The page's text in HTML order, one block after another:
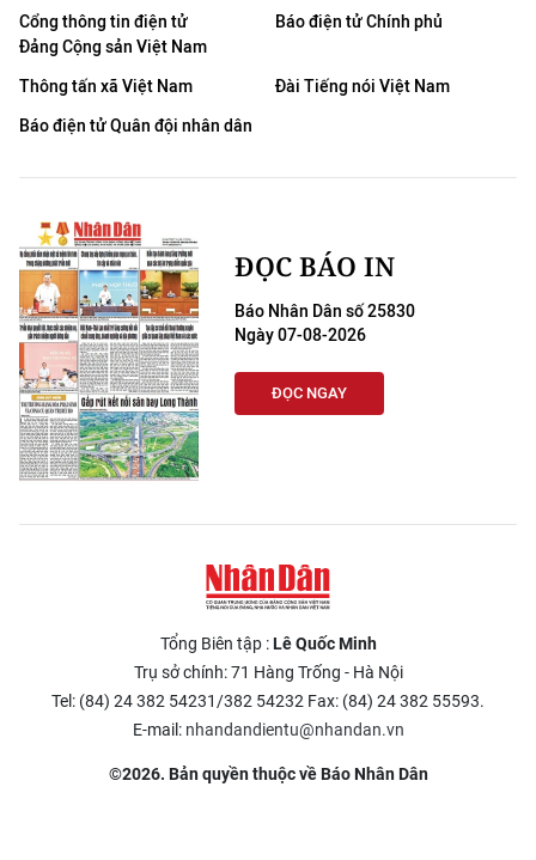
Cổng thông tin điện tử
Đảng Cộng sản Việt Nam
Báo điện tử Chính phủ
Thông tấn xã Việt Nam
Đài Tiếng nói Việt Nam
Báo điện tử Quân đội nhân dân
ĐỌC BÁO IN
Báo Nhân Dân số 25830
Ngày 07-08-2026
ĐỌC NGAY
Tổng Biên tập :Lê Quốc Minh
Trụ sở chính: 71 Hàng Trống - Hà Nội
Tel: (84) 24 382 54231/382 54232 Fax: (84) 24 382 55593.
E-mail: nhandandientu@nhandan.vn
©2026. Bản quyền thuộc về Báo Nhân Dân